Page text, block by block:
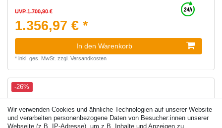
UVP 1.700,90 €
1.356,97 € *
In den Warenkorb
* inkl. ges. MwSt. zzgl. Versandkosten
-26%
Wir verwenden Cookies und ähnliche Technologien auf unserer Website
und verarbeiten personenbezogene Daten von Besucher:innen unserer
Webseite (z.B. IP-Adresse), um z.B. Inhalte und Anzeigen zu